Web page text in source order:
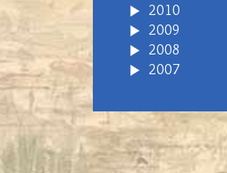
2010
2009
2008
2007